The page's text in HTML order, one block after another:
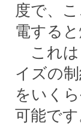
度で、
電する
これは
イズの
をいく
可能です